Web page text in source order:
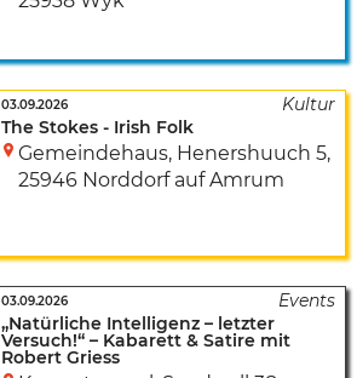
03.09.2026
The Stokes - Irish Folk
Gemeindehaus, Henershuuch 5,
25946 Norddorf auf Amrum
03.09.2026
„Natürliche Intelligenz – letzter
Versuch!“ – Kabarett & Satire mit
Robert Griess